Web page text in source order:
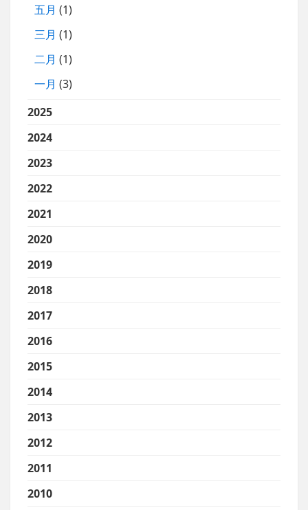
五月 (1)
三月 (1)
二月 (1)
一月 (3)
2025
2024
2023
2022
2021
2020
2019
2018
2017
2016
2015
2014
2013
2012
2011
2010